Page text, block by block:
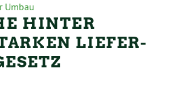
Umbau
HINTER
LIEFER­